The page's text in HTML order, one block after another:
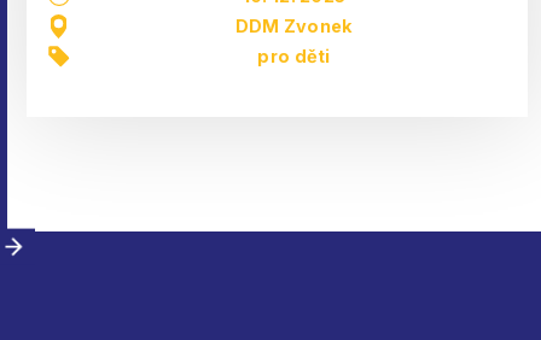
DDM Zvonek
pro děti